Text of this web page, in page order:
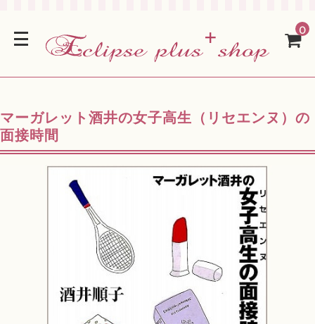
0
マーガレット酒井の女子高生（リセエンヌ）の
面接時間